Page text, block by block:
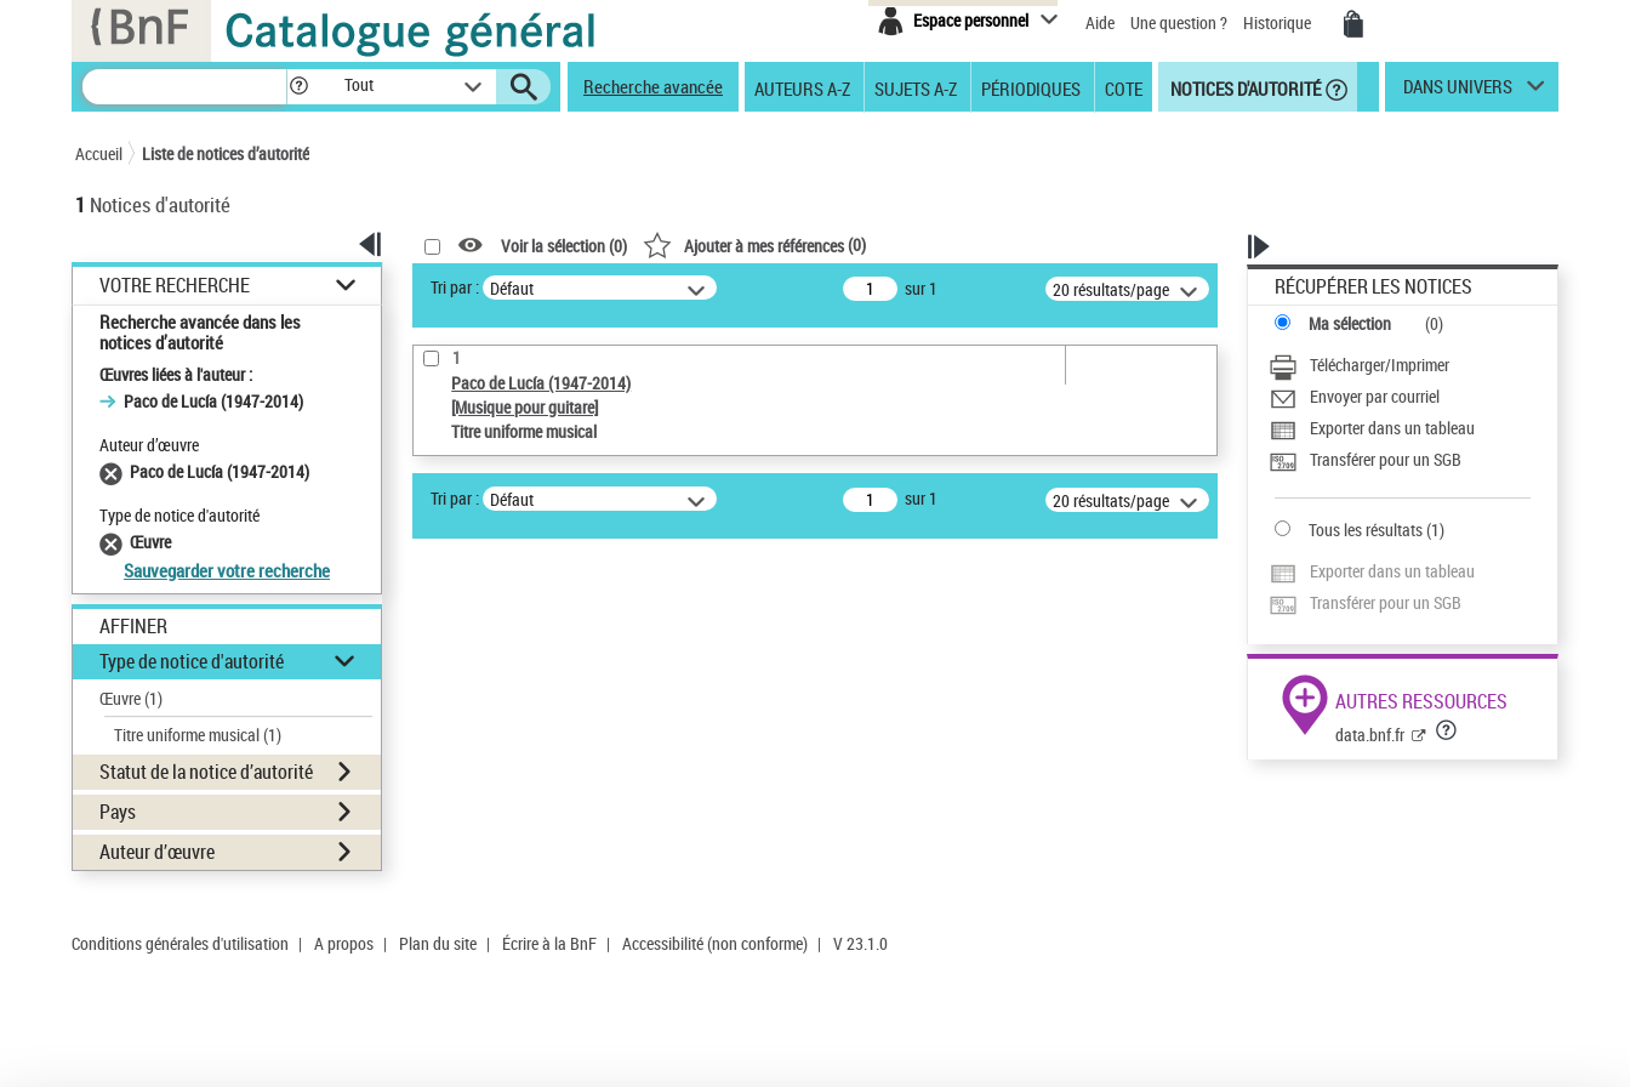
Espace personnel Aide Une question ? Historique
Tout Recherche avancée AUTEURS A-Z SUJETS A-Z PÉRIODIQUES COTE NOTICES D'AUTORITÉ DANS UNIVERS
Accueil Liste de notices d’autorité
1 Notices d'autorité
VOTRE RECHERCHE
Recherche avancée dans les
notices d’autorité
Œuvres liées à l'auteur :
Paco de Lucía (1947-2014)
Auteur d’œuvre
Paco de Lucía (1947-2014)
Type de notice d'autorité
Œuvre
Sauvegarder votre recherche
AFFINER
Type de notice d'autorité
Œuvre(1)
Titre uniforme musical(1)
Statut de la notice d’autorité
Pays
Auteur d’œuvre
Voir la sélection (0) Ajouter à mes références(0)
Tri par : Défaut sur 1 20 résultats/page
1
Paco de Lucía (1947-2014)
[Musique pour guitare]
Titre uniforme musical
Tri par : Défaut sur 1 20 résultats/page
RÉCUPÉRER LES NOTICES
Ma sélection (0)
Télécharger/Imprimer
Envoyer par courriel
Exporter dans un tableau
Transférer pour un SGB
Tous les résultats(1)
Exporter dans un tableau
Transférer pour un SGB
AUTRES RESSOURCES
data.bnf.fr
Conditions générales d'utilisation | A propos | Plan du site | Écrire à la BnF | Accessibilité (non conforme) | V 23.1.0
Panneau de gestion des cookies